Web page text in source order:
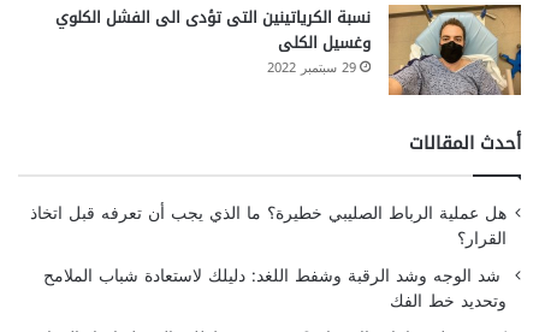
نسبة الكرياتينين التى تؤدى الى الفشل الكلوي
وغسيل الكلى
29 سبتمبر 2022
أحدث المقالات
هل عملية الرباط الصليبي خطيرة؟ ما الذي يجب أن تعرفه قبل اتخاذ
القرار؟
شد الوجه وشد الرقبة وشفط اللغد: دليلك لاستعادة شباب الملامح
وتحديد خط الفك